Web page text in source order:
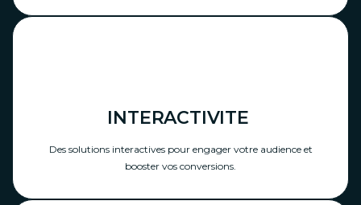
INTERACTIVITE ​
Des solutions interactives pour engager votre audience et
booster vos conversions.